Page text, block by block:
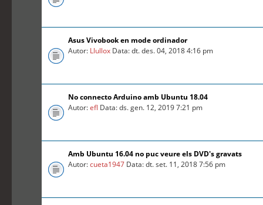
Asus Vivobook en mode ordinador
Autor: Llullox Data: dt. des. 04, 2018 4:16 pm
No connecto Arduino amb Ubuntu 18.04
Autor:efl Data: ds. gen. 12, 2019 7:21 pm
Amb Ubuntu 16.04 no puc veure els DVD's gravats
Autor:cueta1947 Data: dt. set. 11, 2018 7:56 pm